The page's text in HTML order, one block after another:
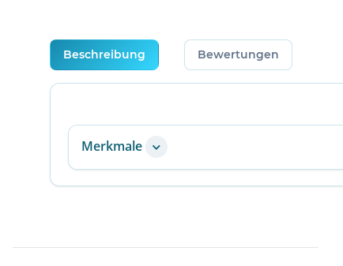
weitere Registerkarten anzeigen
Beschreibung Bewertungen
Merkmale